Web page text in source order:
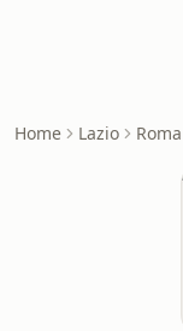
Home Lazio Roma